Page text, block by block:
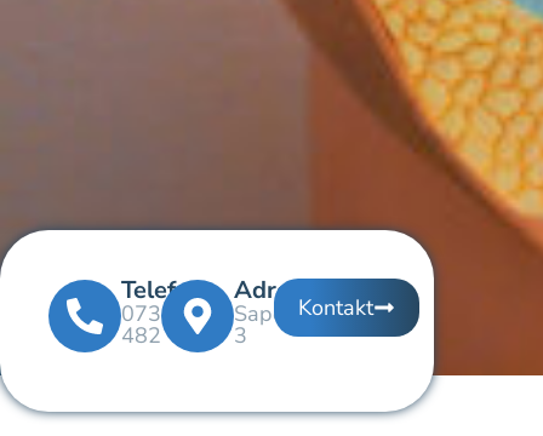
Telefon
0732/313
482
Adresse
Saporoshjestraße
3
Kontakt